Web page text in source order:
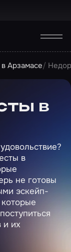
Арзамасе
в
в
не готовы
эскейп-
и их